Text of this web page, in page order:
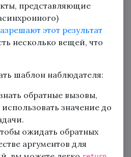
представляющие
этот результат
несколько вещей, что
шаблон наблюдателя:
обратные вызовы,
значение до
ожидать обратных
аргументов для